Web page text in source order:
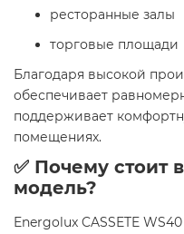
ресторанные залы
торговые площади
Благодаря высокой
обеспечивает
поддерживает
помещениях.
✅ Почему стоит
модель?
Energolux CASSETE